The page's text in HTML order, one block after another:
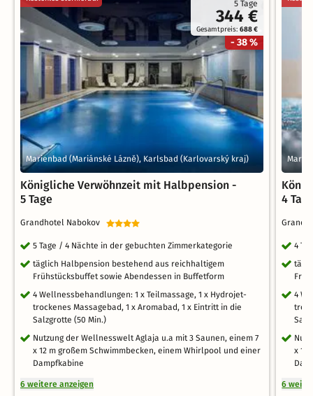
5 Tage
344 €
Gesamtpreis:688 €
- 38 %
Marienbad (Mariánské Lázně), Karlsbad (Karlovarský kraj)
Königliche Verwöhnzeit mit Halbpension -
5 Tage
Grandhotel Nabokov
5 Tage / 4 Nächte in der gebuchten Zimmerkategorie
täglich Halbpension bestehend aus reichhaltigem
Frühstücksbuffet sowie Abendessen in Buffetform
4 Wellnessbehandlungen: 1 x Teilmassage, 1 x Hydrojet-
trockenes Massagebad, 1 x Aromabad, 1 x Eintritt in die
Salzgrotte (50 Min.)
Nutzung der Wellnesswelt Aglaja u.a mit 3 Saunen, einem 7
x 12 m großem Schwimmbecken, einem Whirlpool und einer
Dampfkabine
6 weitere anzeigen
4
4
4
x 12
6